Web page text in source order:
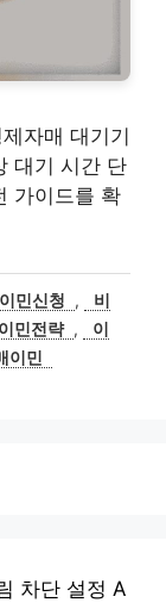
자매 대기기
대기 시간 단
가이드를 확
민신청 ,
비
이민전략 ,
이
이민
차단 설정 A